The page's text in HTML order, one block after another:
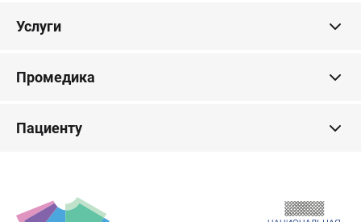
Услуги
Промедика
Пациенту